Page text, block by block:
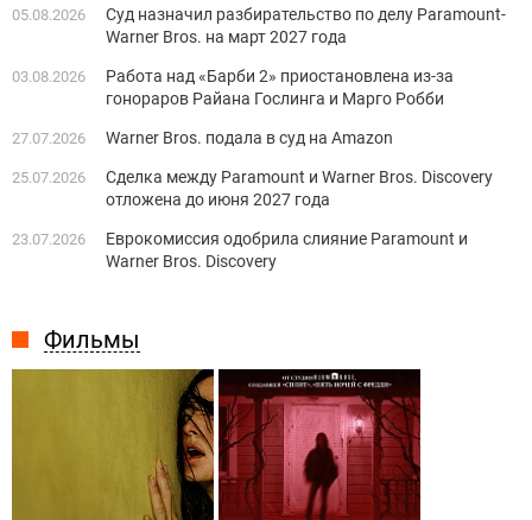
Фильмы
05.08.2026
Суд назначил разбирательство по делу Paramount-
Warner Bros. на март 2027 года
03.08.2026
Работа над «Барби 2» приостановлена из-за
гонораров Райана Гослинга и Марго Робби
27.07.2026 Warner Bros. подала в суд на Amazon
25.07.2026
Сделка между Paramount и Warner Bros. Discovery
отложена до июня 2027 года
23.07.2026
Еврокомиссия одобрила слияние Paramount и
Warner Bros. Discovery